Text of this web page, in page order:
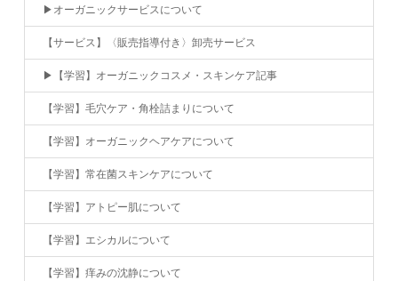
▶︎オーガニックサービスについて
【サービス】〈販売指導付き〉卸売サービス
▶︎【学習】オーガニックコスメ・スキンケア記事
【学習】毛穴ケア・角栓詰まりについて
【学習】オーガニックヘアケアについて
【学習】常在菌スキンケアについて
【学習】アトピー肌について
【学習】エシカルについて
【学習】痒みの沈静について